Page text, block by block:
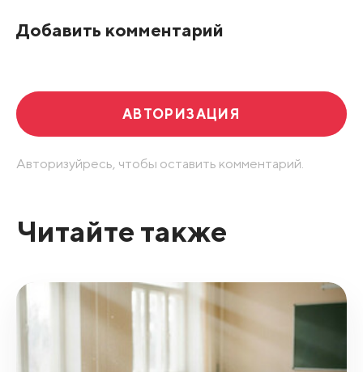
Добавить комментарий
АВТОРИЗАЦИЯ
Авторизуйресь, чтобы оставить комментарий.
Читайте также